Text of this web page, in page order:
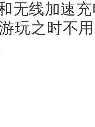
无线加速
玩之时不